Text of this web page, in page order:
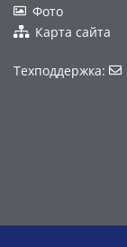
Фото
Карта сайта
Техподдержка: